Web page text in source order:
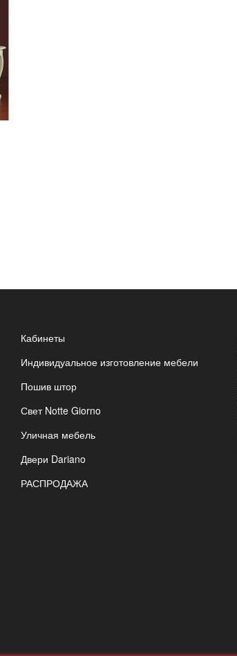
Кабинеты
Индивидуальное изготовление мебели
Пошив штор
Свет Notte Giorno
Уличная мебель
Двери Dariano
РАСПРОДАЖА